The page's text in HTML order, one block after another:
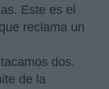
Este es el
reclama un
dos.
de la